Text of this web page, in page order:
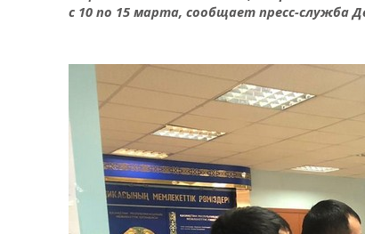
с 10 по 15 марта, сообщает пресс-служба